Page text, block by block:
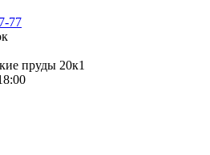
77
пруды 20к1